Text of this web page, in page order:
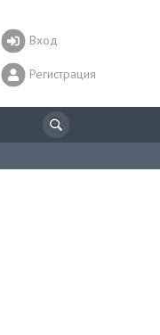
Вход
Регистрация